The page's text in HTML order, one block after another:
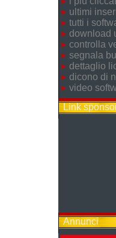
ultimi
tutti i
download
controlla
segnala
dettaglio
dicono di
video
Link
Annunci